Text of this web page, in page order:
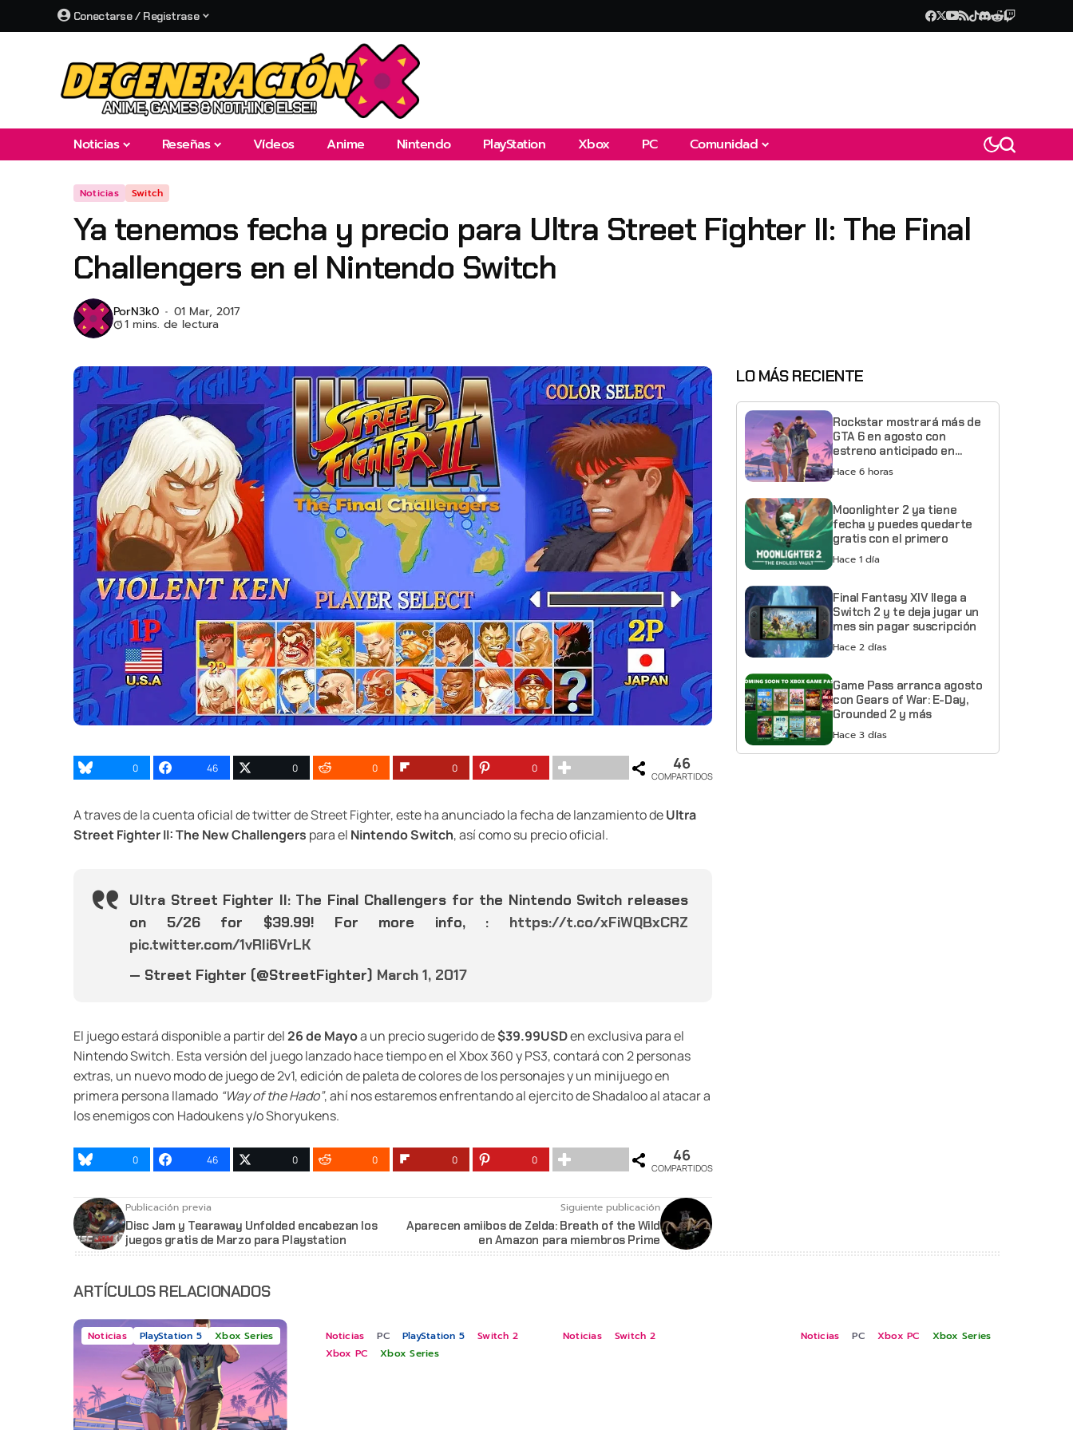
Conectarse / Registrase
Noticias Reseñas Vídeos Anime Nintendo PlayStation Xbox PC Comunidad
Noticias Switch
Ya tenemos fecha y precio para Ultra Street Fighter II: The Final
Challengers en el Nintendo Switch
PorN3k0 01 Mar, 2017
1 mins. de lectura
0 46 0 0 0 0 46
COMPARTIDOS
A traves de la cuenta oficial de twitter deStreet Fighter, este ha anunciado la fecha de lanzamiento deUltra
Street Fighter II: The New Challengers para el Nintendo Switch, así como su precio oficial.
Ultra Street Fighter II: The Final Challengers for the Nintendo Switch releases
on 5/26 for $39.99! For more info, : https://t.co/xFiWQBxCRZ
pic.twitter.com/1vRli6VrLK
— Street Fighter (@StreetFighter) March 1, 2017
El juego estará disponible a partir del26 de Mayoa un precio sugerido de$39.99USDen exclusiva para el
Nintendo Switch. Esta versión del juego lanzado hace tiempo en el Xbox 360 y PS3, contará con 2 personas
extras, un nuevo modo de juego de 2v1, edición de paleta de colores de los personajes y un minijuego en
primera persona llamado “Way of the Hado”, ahí nos estaremos enfrentando al ejercito de Shadaloo al atacar a
los enemigos con Hadoukens y/o Shoryukens.
0 46 0 0 0 0 46
COMPARTIDOS
Publicación previa
Disc Jam y Tearaway Unfolded encabezan los
juegos gratis de Marzo para Playstation
Siguiente publicación
Aparecen amiibos de Zelda: Breath of the Wild
en Amazon para miembros Prime
LO MÁS RECIENTE
Rockstar mostrará más de
GTA 6 en agosto con
estreno anticipado en
Netflix
Hace 6 horas
Moonlighter 2 ya tiene
fecha y puedes quedarte
gratis con el primero
Hace 1 día
Final Fantasy XIV llega a
Switch 2 y te deja jugar un
mes sin pagar suscripción
Hace 2 días
Game Pass arranca agosto
con Gears of War: E-Day,
Grounded 2 y más
Hace 3 días
ARTÍCULOS RELACIONADOS
Noticias PlayStation 5 Xbox Series Noticias PC PlayStation 5
Switch 2
Xbox PC
Xbox Series
Noticias Switch 2 Noticias PC Xbox PC Xbox Series